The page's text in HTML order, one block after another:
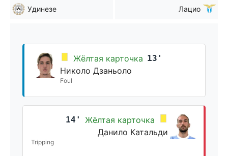
Удинезе Лацио
Жёлтая карточка 13'
Николо Дзаньоло
Foul
14'
Жёлтая карточка
Данило Катальди
Tripping